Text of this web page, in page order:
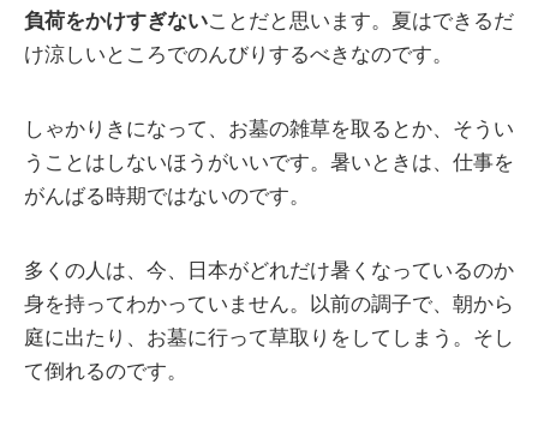
負荷をかけすぎないことだと思います。夏はできるだ
け涼しいところでのんびりするべきなのです。
しゃかりきになって、お墓の雑草を取るとか、そうい
うことはしないほうがいいです。暑いときは、仕事を
がんばる時期ではないのです。
多くの人は、今、日本がどれだけ暑くなっているのか
身を持ってわかっていません。以前の調子で、朝から
庭に出たり、お墓に行って草取りをしてしまう。そし
て倒れるのです。